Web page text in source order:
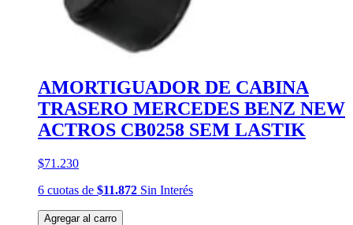
AMORTIGUADOR DE CABINA
TRASERO MERCEDES BENZ NEW
ACTROS CB0258 SEM LASTIK
$71.230
6 cuotas de $11.872 Sin Interés
Agregar al carro